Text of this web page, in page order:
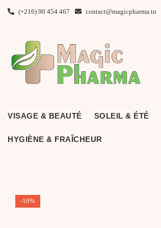
(+216) 90 454 467 contact@magicpharma.tn
VISAGE & BEAUTÉ SOLEIL & ÉTÉ
HYGIÈNE & FRAÎCHEUR
-16%